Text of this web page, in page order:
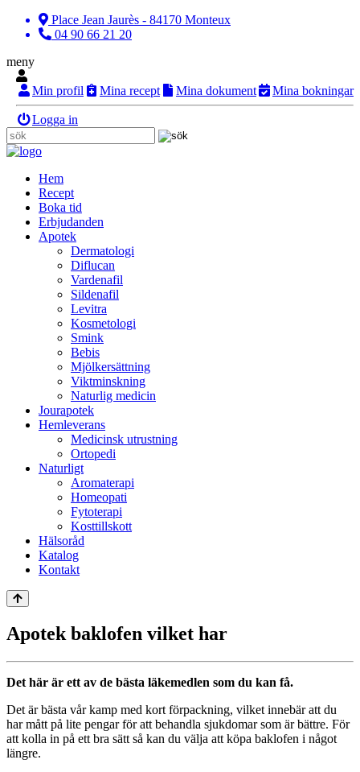
Place Jean Jaurès - 84170 Monteux
04 90 66 21 20
meny
Min profil Mina recept Mina dokument Mina bokningar
Logga in
Hem
Recept
Boka tid
Erbjudanden
Apotek
Dermatologi
Diflucan
Vardenafil
Sildenafil
Levitra
Kosmetologi
Smink
Bebis
Mjölkersättning
Viktminskning
Naturlig medicin
Jourapotek
Hemleverans
Medicinsk utrustning
Ortopedi
Naturligt
Aromaterapi
Homeopati
Fytoterapi
Kosttillskott
Hälsoråd
Katalog
Kontakt
Apotek baklofen vilket har
Det här är ett av de bästa läkemedlen som du kan få.
Det är bästa vår kamp med kort förpackning, vilket innebär att du
har mått på lite pengar för att behandla sjukdomar som är bättre. För
att kolla in på ett bra sätt så kan du välja att köpa baklofen i något
längre.